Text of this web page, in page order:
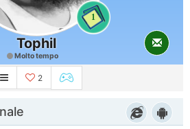
1
Tophil
Molto tempo
2